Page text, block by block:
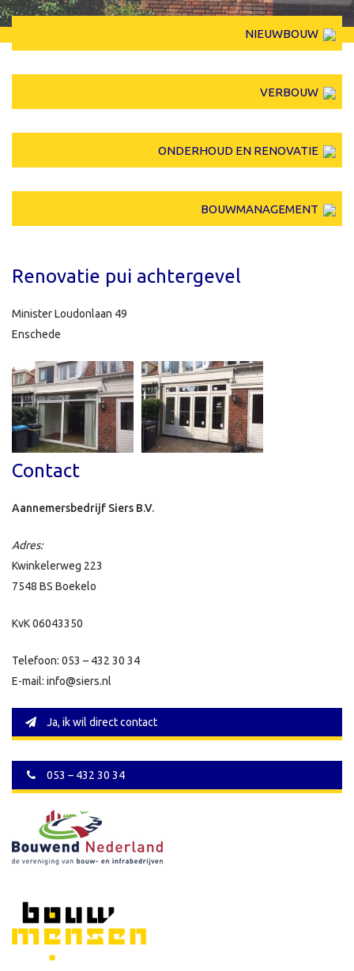
NIEUWBOUW
VERBOUW
ONDERHOUD EN RENOVATIE
BOUWMANAGEMENT
Renovatie pui achtergevel
Minister Loudonlaan 49
Enschede
Contact
Aannemersbedrijf Siers B.V.
Adres:
Kwinkelerweg 223
7548 BS Boekelo
KvK 06043350
Telefoon: 053 – 432 30 34
E-mail: info@siers.nl
Ja, ik wil direct contact
053 – 432 30 34